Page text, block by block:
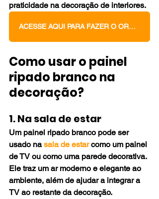
praticidade na decoração de interiores.
ACESSE AQUI PARA FAZER O ORÇAMENTO DOS SEUS MÓVEIS PLANEJADOS
Como usar o painel
ripado branco na
decoração?
1. Na sala de estar
Um painel ripado branco pode ser
usado na sala de estar como um painel
de TV ou como uma parede decorativa.
Ele traz um ar moderno e elegante ao
ambiente, além de ajudar a integrar a
TV ao restante da decoração.